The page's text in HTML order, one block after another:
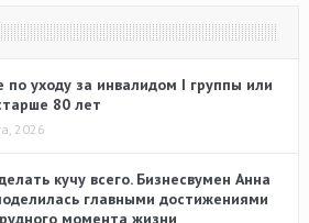
по уходу за инвалидом I группы или
80 лет
2026
кучу всего. Бизнесвумен Анна
главными достижениями
момента жизни